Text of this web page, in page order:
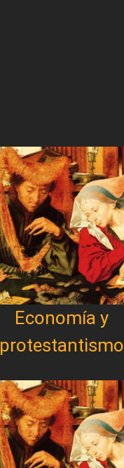
Economía y
protestantismo